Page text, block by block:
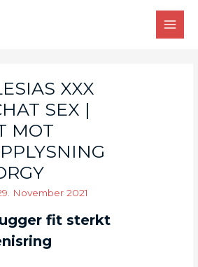
XXX
SEX |
MOT
November 2021
fit sterkt